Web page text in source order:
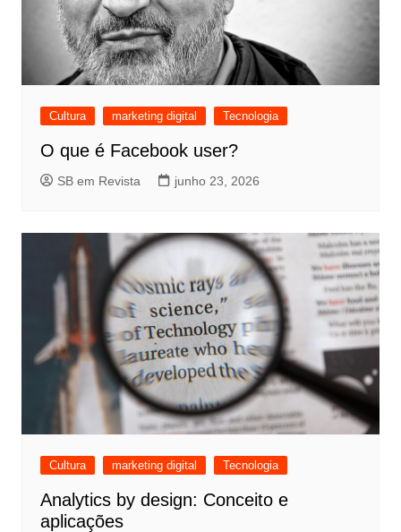
Cultura marketing digital Tecnologia
O que é Facebook user?
SB em Revista junho 23, 2026
Cultura marketing digital Tecnologia
Analytics by design: Conceito e
aplicações